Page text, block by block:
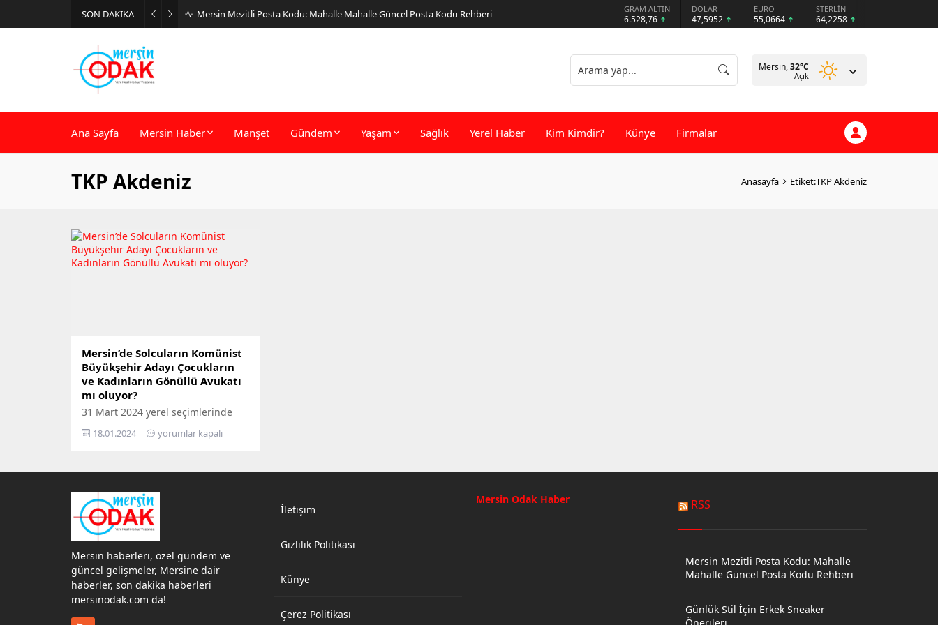
SON DAKİKA Mersin Mezitli Posta Kodu: Mahalle Mahalle Güncel Posta Kodu Rehberi GRAM ALTIN
6.528,76
DOLAR
47,5952
EURO
55,0664
STERLİN
64,2258
Mersin,32°C
Açık
Ana Sayfa Mersin Haber Manşet Gündem Yaşam Sağlık Yerel Haber Kim Kimdir? Künye Firmalar
TKP Akdeniz Anasayfa Etiket:TKP Akdeniz
Mersin’de Solcuların Komünist
Büyükşehir Adayı Çocukların
ve Kadınların Gönüllü Avukatı
mı oluyor?
31 Mart 2024 yerel seçimlerinde
CHP Adayı Vahap Seçer ve MHP
Adayı olarak Serdar Soydan
sol, devrimci, demokrat ve
komünist kesmin adayı ise
edindiğimiz kulis bilgilerine göre
Avukat Derya Demir’in olacağı
bilgisine ulaştık. KADINLARIN VE
ÇOCUKLARIN GÖNÜLLÜ SESİ
Türkiye Komünist Partisi...
18.01.2024 yorumlar kapalı
Mersin haberleri, özel gündem ve
güncel gelişmeler, Mersine dair
haberler, son dakika haberleri
mersinodak.com da!
İletişim
Gizlilik Politikası
Künye
Çerez Politikası
Mersin Odak Haber RSS
Mersin Mezitli Posta Kodu: Mahalle
Mahalle Güncel Posta Kodu Rehberi
Günlük Stil İçin Erkek Sneaker